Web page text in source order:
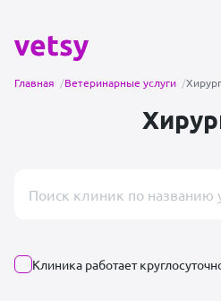
Главная /Ветеринарные услуги /
Клиника работает